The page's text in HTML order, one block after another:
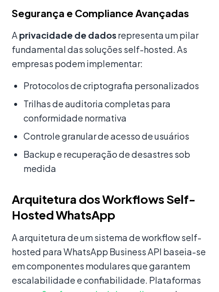
Segurança e Compliance Avançadas
A privacidade de dadosrepresenta um pilar
fundamental das soluções self-hosted. As
empresas podem implementar:
Protocolos de criptografia personalizados
Trilhas de auditoria completas para
conformidade normativa
Controle granular de acesso de usuários
Backup e recuperação de desastres sob
medida
Arquitetura dos Workflows Self-
Hosted WhatsApp
A arquitetura de um sistema de workflow self-
hosted para WhatsApp Business API baseia-se
em componentes modulares que garantem
escalabilidade e confiabilidade. Plataformas